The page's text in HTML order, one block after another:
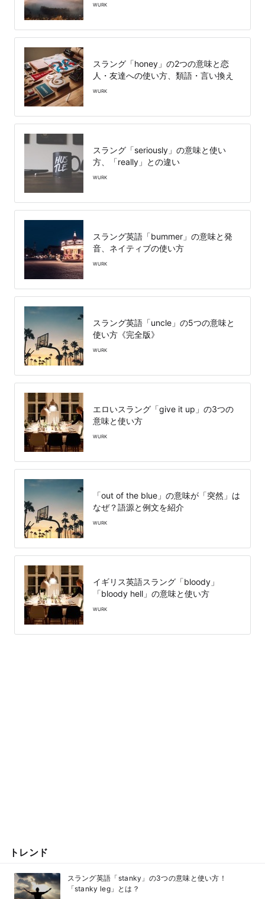
WURK
スラング「honey」の2つの意味と恋
人・友達への使い方、類語・言い換え
WURK
スラング「seriously」の意味と使い
方、「really」との違い
WURK
スラング英語「bummer」の意味と発
音、ネイティブの使い方
WURK
スラング英語「uncle」の5つの意味と
使い方《完全版》
WURK
エロいスラング「give it up」の3つの
意味と使い方
WURK
「out of the blue」の意味が「突然」は
なぜ？語源と例文を紹介
WURK
イギリス英語スラング「bloody」
「bloody hell」の意味と使い方
WURK
トレンド
スラング英語「stanky」の3つの意味と使い方！
「stanky leg」とは？